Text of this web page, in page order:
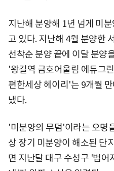
지난해 분양해 1년 넘게 미
고 있다. 지난해 4월 분양한
선착순 분양 끝에 이달 분양
'왕길역 금호어울림 에듀그
편한세상 헤이리'는 9개월
냈다.
'미분양의 무덤'이라는 오명
상 장기 미분양이 해소된 단
면 지난달 대구 수성구 '범